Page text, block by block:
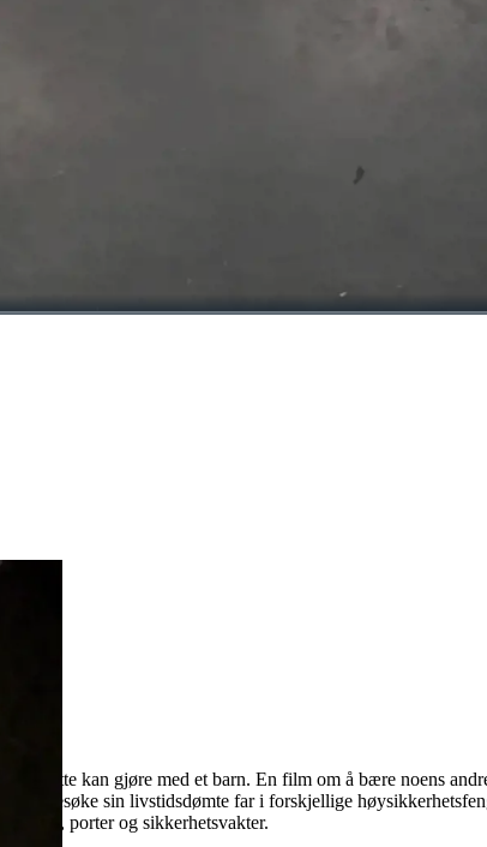
dette kan gjøre med et barn. En film om å bære noens
å besøke sin livstidsdømte far i forskjellige
porter og sikkerhetsvakter.